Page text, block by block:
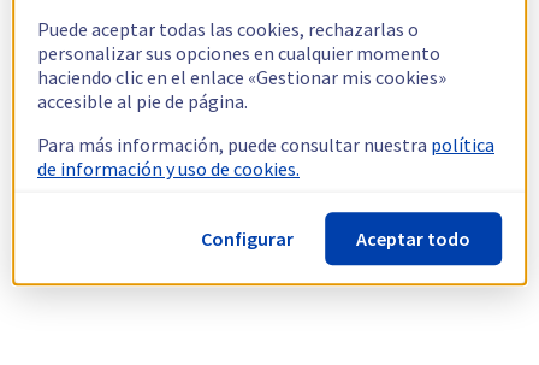
Puede aceptar todas las cookies, rechazarlas o
personalizar sus opciones en cualquier momento
haciendo clic en el enlace «Gestionar mis cookies»
accesible al pie de página.
Para más información, puede consultar nuestra política
de información y uso de cookies.
Configurar Aceptar todo